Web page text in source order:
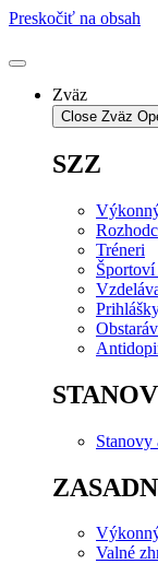
Preskočiť na obsah
Zväz
Close Zväz
SZZ
Tréneri
Stanovy
Valné